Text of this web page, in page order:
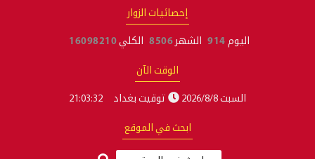
إحصائيات الزوار
اليوم914 الشهر8506 الكلي16098210
الوقت الآن
السبت 2026/8/8 توقيت بغداد 21:03:33
ابحث في الموقع